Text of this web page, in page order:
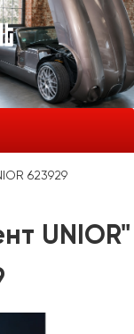
623929
UNIOR"